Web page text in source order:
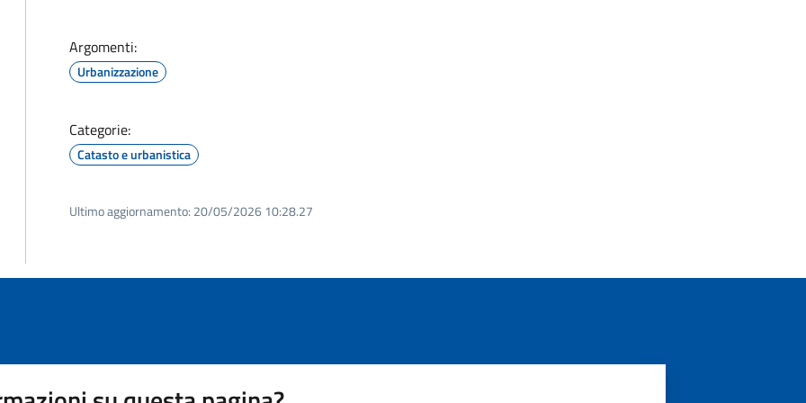
Argomenti:
Urbanizzazione
Categorie:
Catasto e urbanistica
Ultimo aggiornamento: 20/05/2026 10:28.27